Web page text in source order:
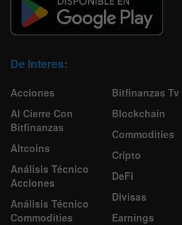
De Interes:
Acciones
Al Cierre Con
Bitfinanzas
Altcoins
Análisis Técnico
Acciones
Análisis Técnico
Commodities
Bitfinanzas Tv
Blockchain
Commodities
Cripto
DeFi
Divisas
Earnings